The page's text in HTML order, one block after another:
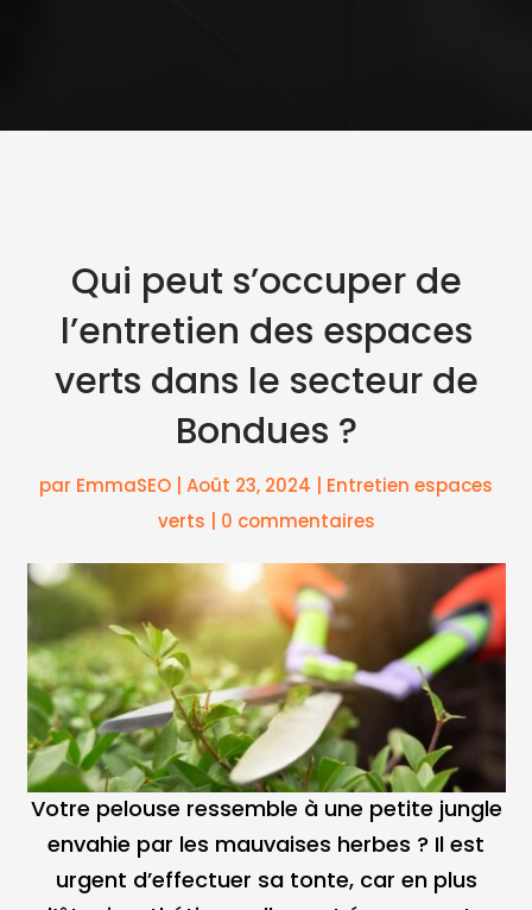
Qui peut s’occuper de
l’entretien des espaces
verts dans le secteur de
Bondues ?
par EmmaSEO Août 23, 2024
Entretien espaces
verts
0 commentaires
Votre pelouse ressemble à une petite jungle
envahie par les mauvaises herbes ? Il est
urgent d’effectuer sa tonte, car en plus